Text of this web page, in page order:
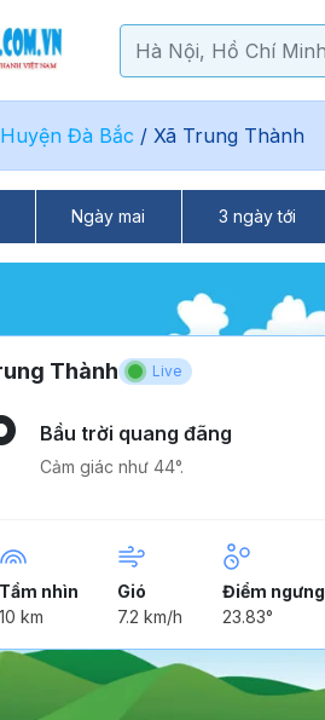
Huyện Đà Bắc / Xã Trung Thành
Ngày mai 3 ngày tới
Thành Live
Bầu trời quang đãng
Cảm giác như 44°.
Tầm nhìn
10 km
Gió
7.2 km/h
Điểm ngưng
23.83°